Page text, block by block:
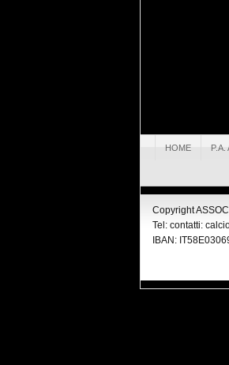
HOME P.A.
Copyright
Tel: contatti:
IBAN: